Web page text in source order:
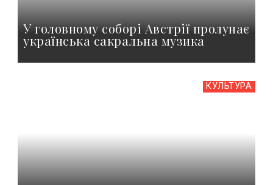
У головному соборі Австрії пролунає
українська сакральна музика
КУЛЬТУРА